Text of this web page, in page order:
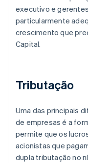
executivo e
particularmente
crescimento que
Capital.
Tributação
Uma das principais
de empresas é a
permite que os
acionistas que
dupla tributação no